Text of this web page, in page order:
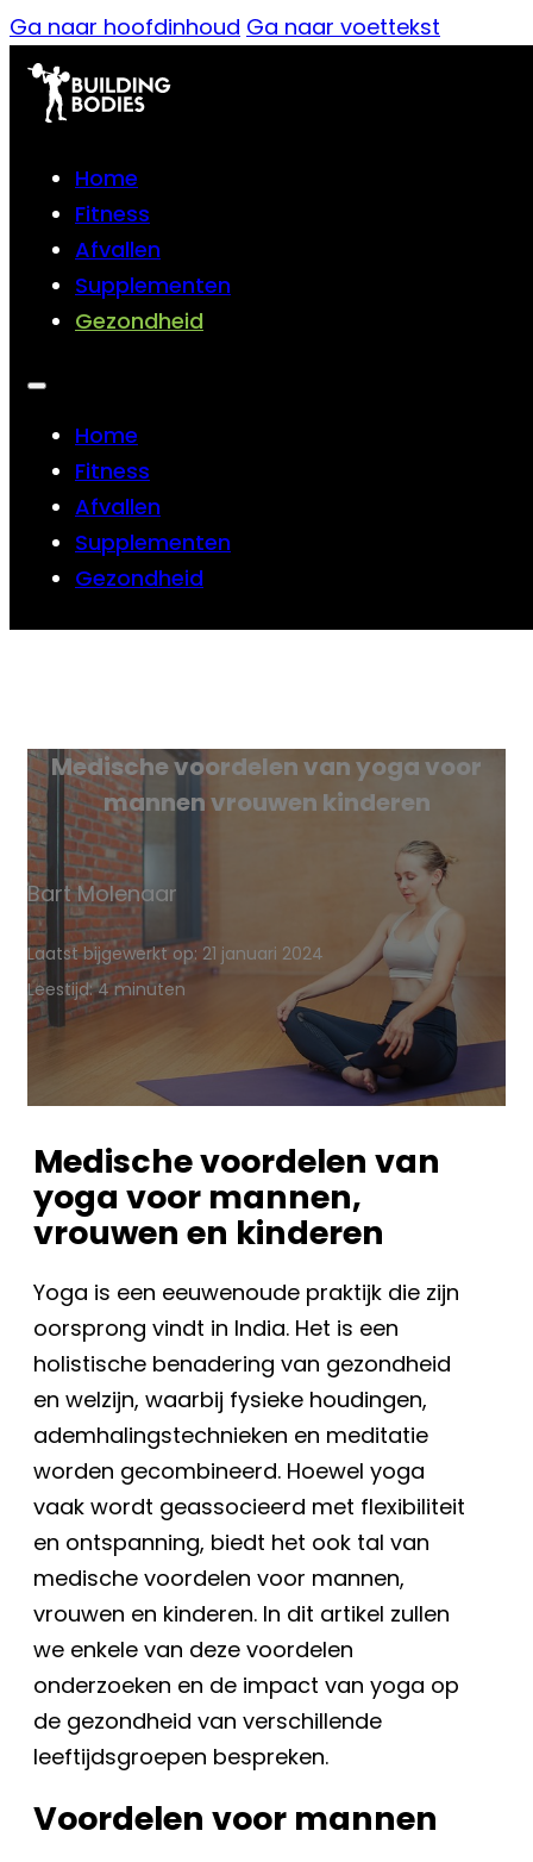
Ga naar hoofdinhoud Ga naar voettekst
Home
Fitness
Afvallen
Supplementen
Gezondheid
Home
Fitness
Afvallen
Supplementen
Gezondheid
Medische voordelen van yoga voor
mannen vrouwen kinderen
Bart Molenaar
Laatst bijgewerkt op: 21 januari 2024
Leestijd: 4 minuten
Medische voordelen van
yoga voor mannen,
vrouwen en kinderen
Yoga is een eeuwenoude praktijk die zijn
oorsprong vindt in India. Het is een
holistische benadering van gezondheid
en welzijn, waarbij fysieke houdingen,
ademhalingstechnieken en meditatie
worden gecombineerd. Hoewel yoga
vaak wordt geassocieerd met flexibiliteit
en ontspanning, biedt het ook tal van
medische voordelen voor mannen,
vrouwen en kinderen. In dit artikel zullen
we enkele van deze voordelen
onderzoeken en de impact van yoga op
de gezondheid van verschillende
leeftijdsgroepen bespreken.
Voordelen voor mannen